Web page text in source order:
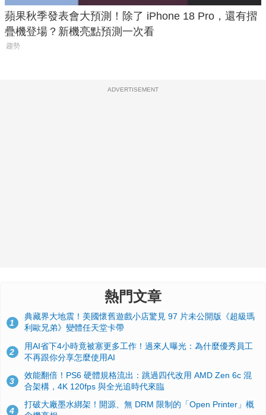
蘋果秋季發表會大預測！除了 iPhone 18 Pro，還有摺
疊機登場？新機亮點預測一次看
趨勢
ADVERTISEMENT
熱門文章
1
典藏界大地震！美國懷舊遊戲小店驚見 97 片未公開版《超級瑪
利歐兄弟》變體任天堂卡帶
2
用AI省下4小時竟被塞更多工作！過來人曝光：為什麼優秀員工
不再跟你分享怎麼使用AI
3
效能翻倍！PS6 硬體規格流出：跳過四代改用 AMD Zen 6c 混
合架構，4K 120fps 與全光追時代來臨
4
打破大廠墨水綁架！開源、無 DRM 限制的「Open Printer」概